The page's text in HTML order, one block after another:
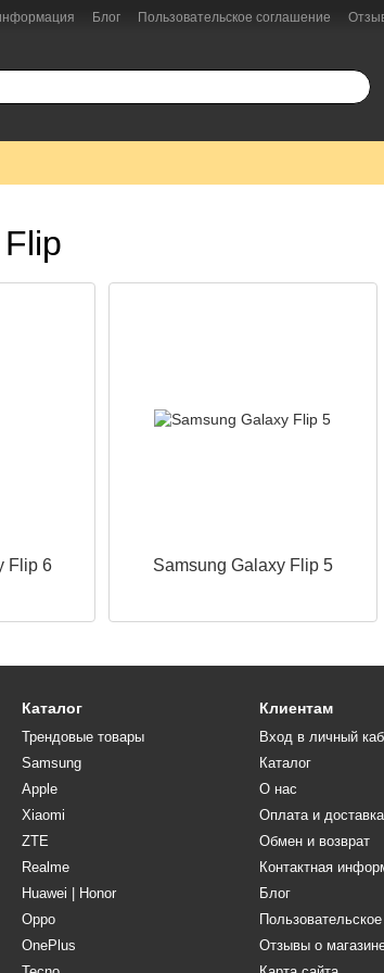
Блог Пользовательское соглашение
Flip 6 Samsung Galaxy Flip 5
Каталог
Трендовые товары
Samsung
Apple
Xiaomi
ZTE
Realme
Huawei | Honor
Oppo
OnePlus
Клиентам
Вход в личный
Каталог
О нас
Оплата и доставка
Обмен и возврат
Контактная
Блог
Отзывы о